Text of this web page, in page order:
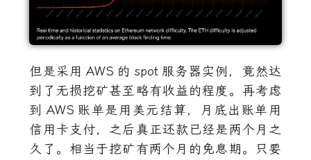
但是采用 AWS 的 spot 服务器实例，竟然达
到了无损挖矿甚至略有收益的程度。再考虑
到 AWS 账单是用美元结算，月底出账单用
信用卡支付，之后真正还款已经是两个月之
久了。相当于挖矿有两个月的免息期。只要